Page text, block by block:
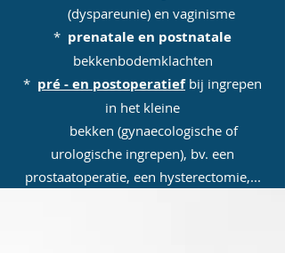
(dyspareunie) en vaginisme
* prenatale en postnatale
bekkenbodemklachten
* pré - en postoperatiefbij ingrepen
in het kleine
bekken (gynaecologische of
urologische ingrepen), bv. een
prostaatoperatie, een hysterectomie,...